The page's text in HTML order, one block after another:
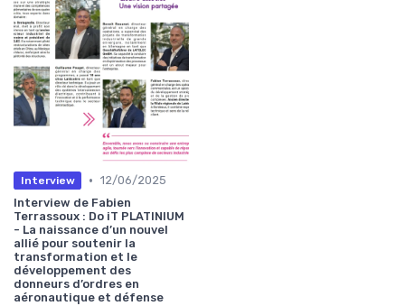
Interview • 12/06/2025
Interview de Fabien
Terrassoux : Do iT PLATINIUM
- La naissance d’un nouvel
allié pour soutenir la
transformation et le
développement des
donneurs d’ordres en
aéronautique et défense